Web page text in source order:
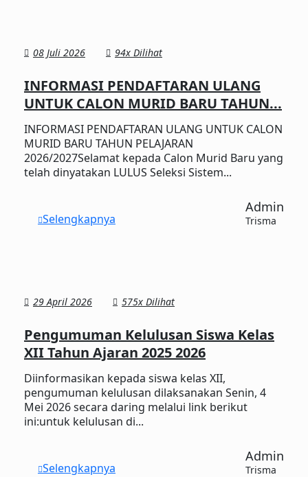
08 Juli 2026 94x Dilihat
INFORMASI PENDAFTARAN ULANG
UNTUK CALON MURID BARU TAHUN...
INFORMASI PENDAFTARAN ULANG UNTUK CALON
MURID BARU TAHUN PELAJARAN
2026/2027Selamat kepada Calon Murid Baru yang
telah dinyatakan LULUS Seleksi Sistem...
Selengkapnya
Admin
Trisma
29 April 2026 575x Dilihat
Pengumuman Kelulusan Siswa Kelas
XII Tahun Ajaran 2025 2026
Diinformasikan kepada siswa kelas XII,
pengumuman kelulusan dilaksanakan Senin, 4
Mei 2026 secara daring melalui link berikut
ini:untuk kelulusan di...
Selengkapnya
Admin
Trisma